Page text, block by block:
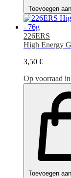
Toevoegen
226ERS
High Energy
3,50 €
Op voorraad
Toevoegen